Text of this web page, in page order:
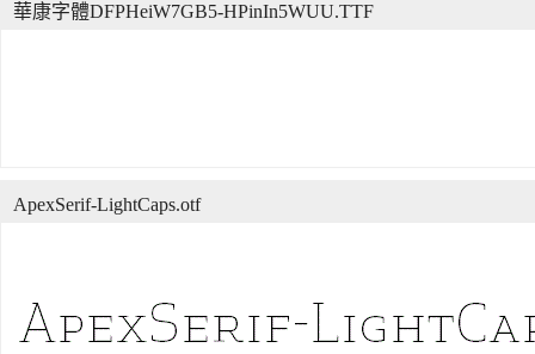
華康字體DFPHeiW7GB5-HPinIn5WUU.TTF
ApexSerif-LightCaps.otf